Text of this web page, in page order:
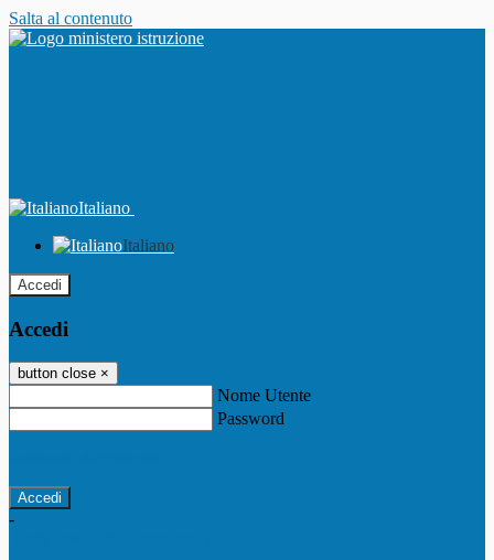
Salta al contenuto
Italiano
Italiano
Accedi
Accedi
button close ×
Nome Utente
Password
-